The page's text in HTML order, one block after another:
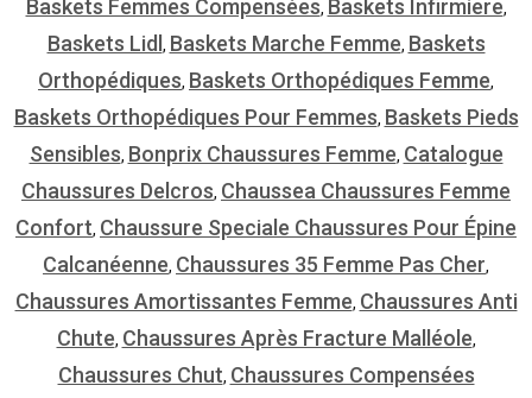
Baskets Femmes Compensées, Baskets Infirmiere,
Baskets Lidl , Baskets Marche Femme, Baskets
Orthopédiques, Baskets Orthopédiques Femme,
Baskets Orthopédiques Pour Femmes, Baskets Pieds
Sensibles, Bonprix Chaussures Femme, Catalogue
Chaussures Delcros, Chaussea Chaussures Femme
Confort, Chaussure Speciale Chaussures Pour Épine
Calcanéenne, Chaussures 35 Femme Pas Cher,
Chaussures Amortissantes Femme, Chaussures Anti
Chute, Chaussures Après Fracture Malléole,
Chaussures Chut, Chaussures Compensées